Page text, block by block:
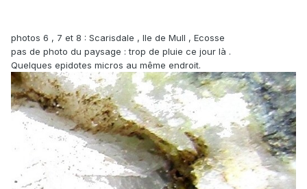
photos 6 , 7 et 8 : Scarisdale , Ile de Mull , Ecosse
pas de photo du paysage : trop de pluie ce jour là .
Quelques epidotes micros au même endroit.